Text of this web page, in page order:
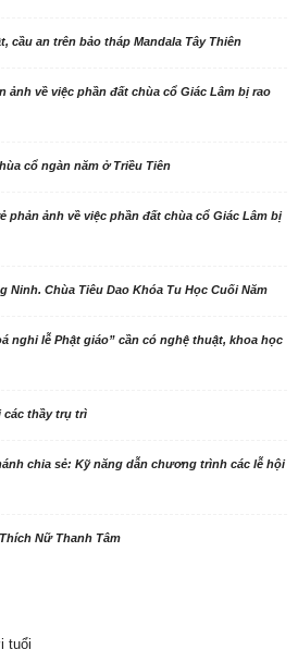
cầu an trên bảo tháp Mandala Tây Thiên
ảnh về việc phần đất chùa cổ Giác Lâm bị rao
cổ ngàn năm ở Triều Tiên
phản ảnh về việc phần đất chùa cổ Giác Lâm bị
Ninh. Chùa Tiêu Dao Khóa Tu Học Cuối Năm
nghi lễ Phật giáo” cần có nghệ thuật, khoa học
thầy trụ trì
chia sẻ: Kỹ năng dẫn chương trình các lễ hội
Nữ Thanh Tâm
tuổi